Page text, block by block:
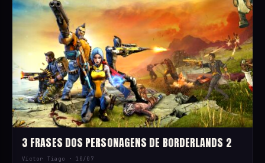
3 FRASES DOS PERSONAGENS DE BORDERLANDS 2
Victor Tiago ·10/07